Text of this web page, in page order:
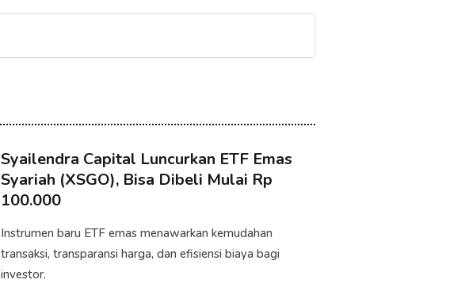
Syailendra Capital Luncurkan ETF Emas
Syariah (XSGO), Bisa Dibeli Mulai Rp
100.000
Instrumen baru ETF emas menawarkan kemudahan
transaksi, transparansi harga, dan efisiensi biaya bagi
investor.